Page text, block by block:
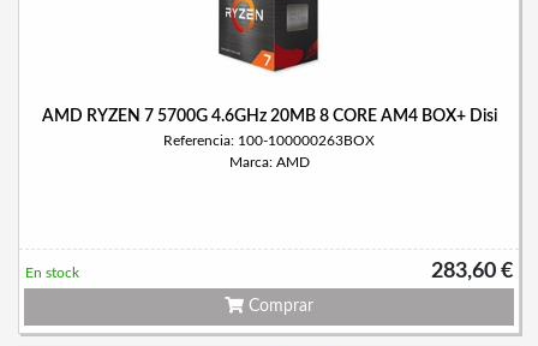
AMD RYZEN 7 5700G 4.6GHz 20MB 8 CORE AM4 BOX+ Disi
Referencia: 100-100000263BOX
Marca: AMD
283,60 €
En stock
Comprar